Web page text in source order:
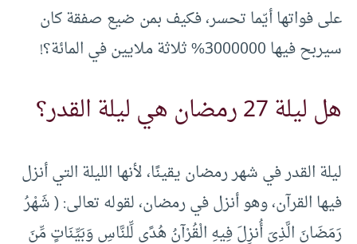
على فواتها أيّما تحسر، فكيف بمن ضيع صفقة كان
سيربح فيها 3000000% ثلاثة ملايين في المائة؟!
هل ليلة 27 رمضان هي ليلة القدر؟
ليلة القدر في شهر رمضان يقينًا، لأنها الليلة التي أنزل
فيها القرآن، وهو أنزل في رمضان، لقوله تعالى: ( شَهْرُ
رَمَضَانَ الَّذِيَ أُنزِلَ فِيهِ الْقُرْآنُ هُدًى لِّلنَّاسِ وَبَيِّنَاتٍ مِّنَ